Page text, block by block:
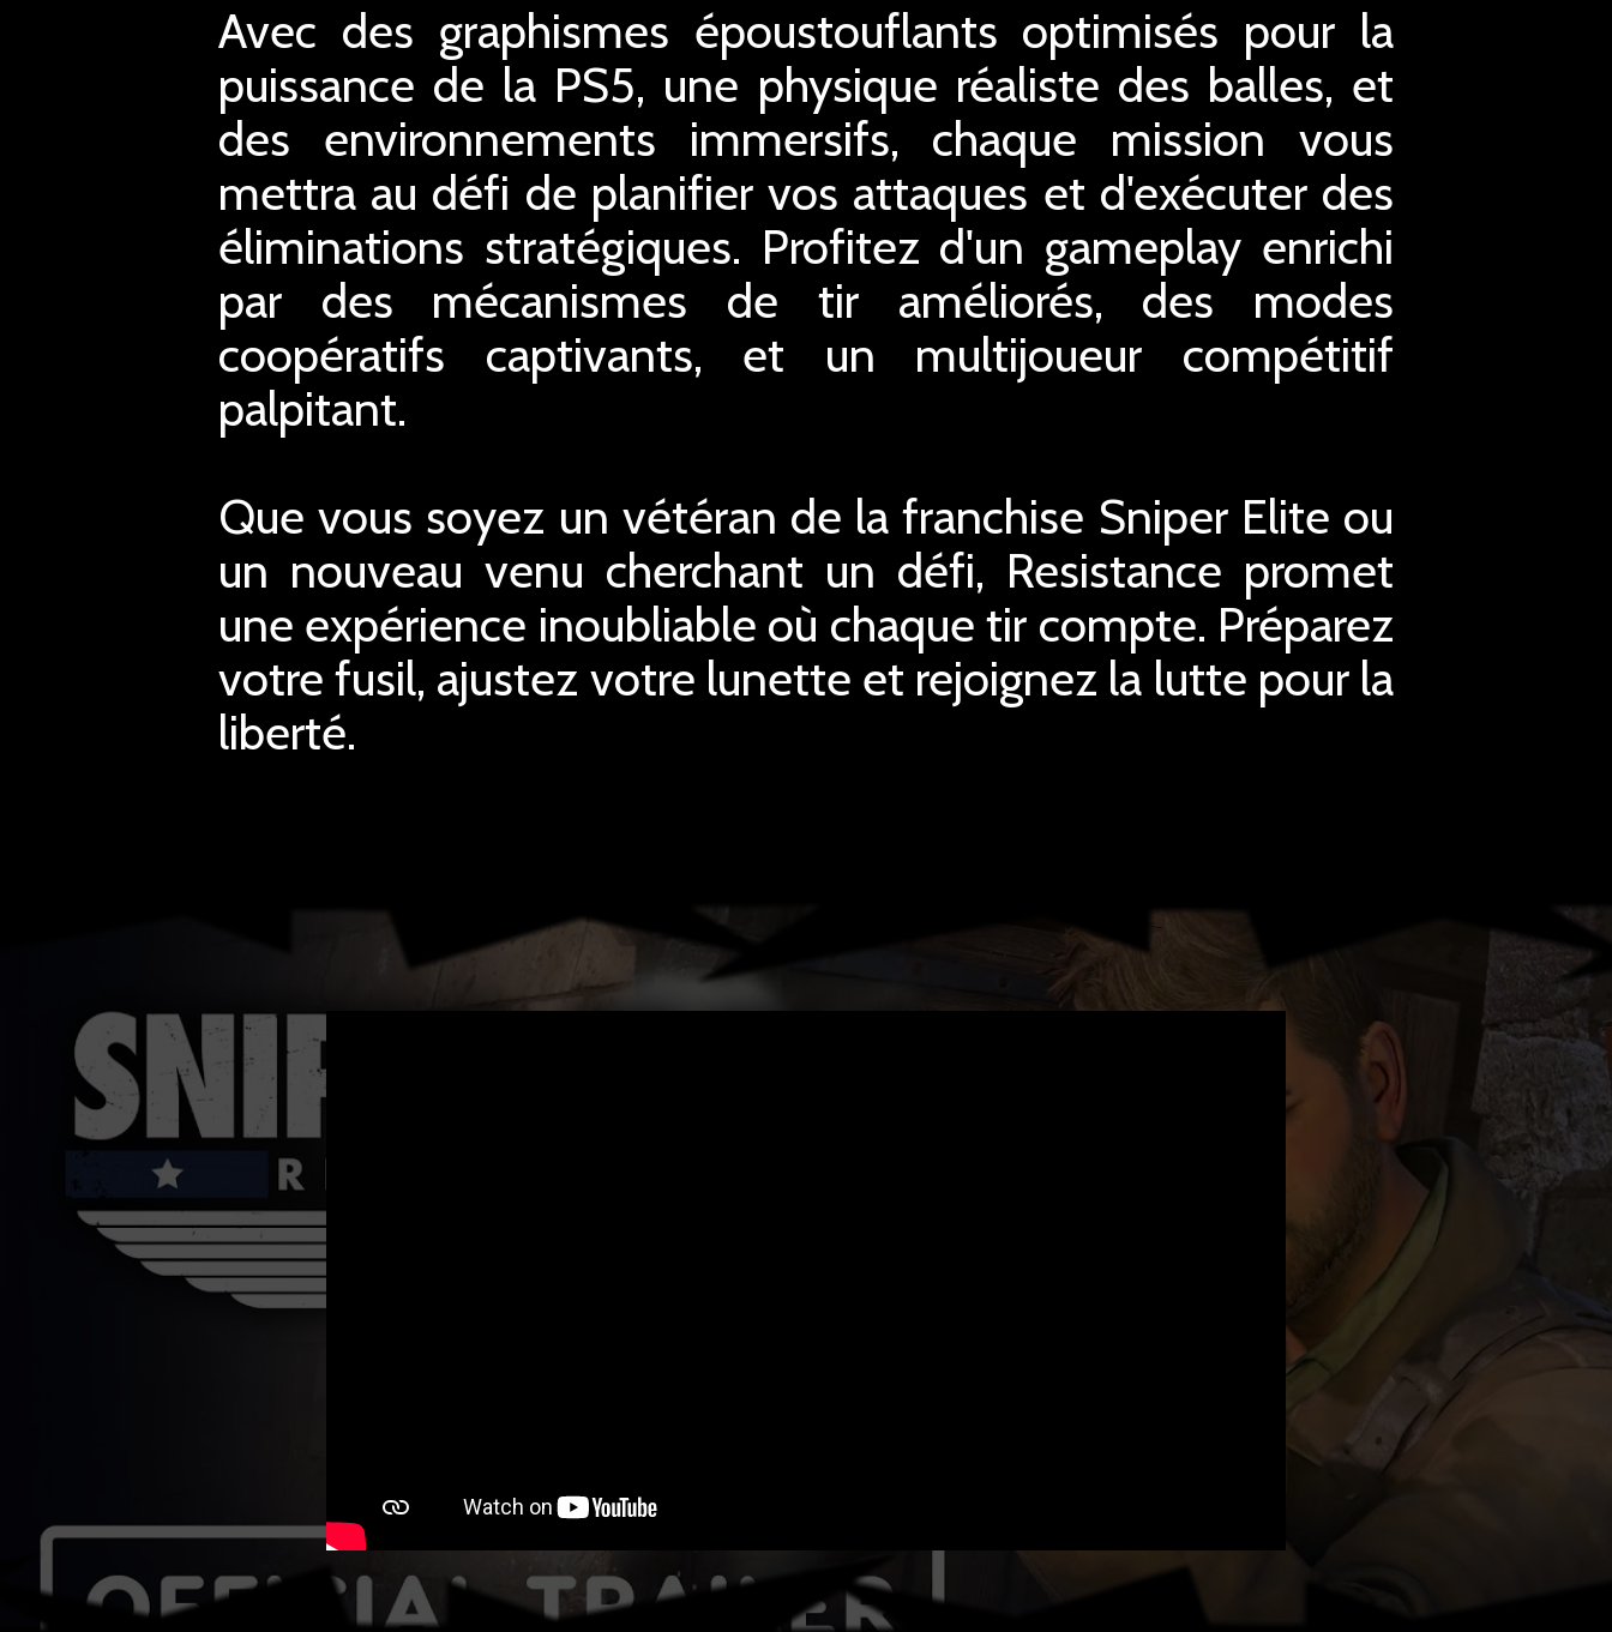
Avec des graphismes époustouflants optimisés pour la
puissance de la PS5, une physique réaliste des balles, et
des environnements immersifs, chaque mission vous
mettra au défi de planifier vos attaques et d'exécuter des
éliminations stratégiques. Profitez d'un gameplay enrichi
par des mécanismes de tir améliorés, des modes
coopératifs captivants, et un multijoueur compétitif
palpitant.
Que vous soyez un vétéran de la franchise Sniper Elite ou
un nouveau venu cherchant un défi, Resistance promet
une expérience inoubliable où chaque tir compte. Préparez
votre fusil, ajustez votre lunette et rejoignez la lutte pour la
liberté.